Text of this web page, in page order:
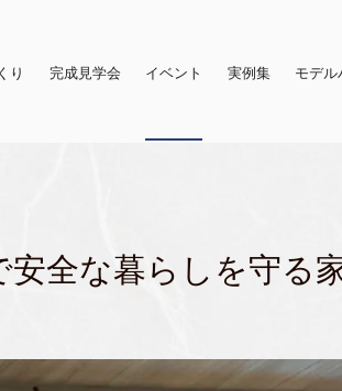
り 完成見学会 イベント 実例集 モデル
安全な暮らしを守る